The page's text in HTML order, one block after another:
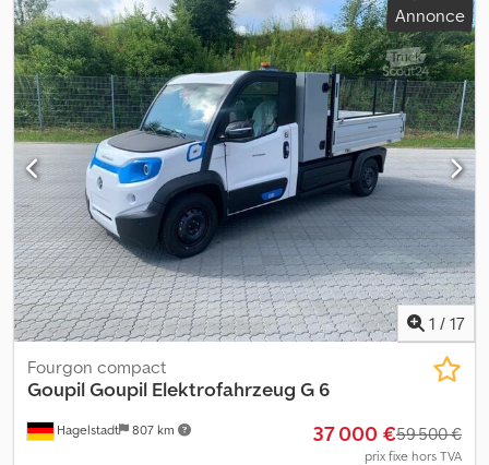
5 986 mm, largeur totale:2 040 mm, hauteur totale:2 590 mm,
Année de construction:2024, Équipement:ABS, blocage de
différentiel, climatisation, porte coulissante, programme
électronique de stabilité (ESP), régulateur de vitesse,
régulation électrique des vitres, verrouillage centralisé, Le
véhicule est équipé de deux portes latérales. Dodozti Nfjpfx
Aqrjwa Le véhicule est toujours garé à l’intérieur. Nous avons trois
véhicules de ce type en stock.
Annonce
1 / 17
Hagelstadt 807 km
Fourgon compact
GoupilGoupil Elektrofahrzeug G 6
37 000 €59 500 €
prix fixe hors TVA